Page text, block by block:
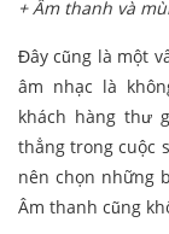
+ Âm thanh và
Đây cũng là một
âm nhạc là
khách hàng thư
thẳng trong cuộc
nên chọn những
Âm thanh cũng